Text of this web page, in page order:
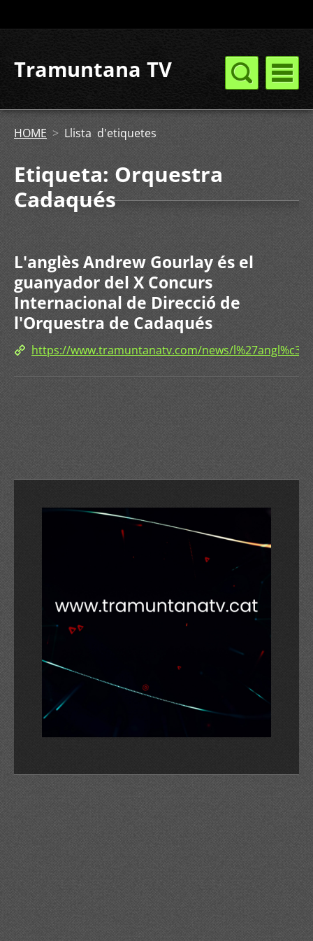
Tramuntana TV
HOME > Llista d'etiquetes
Etiqueta: Orquestra
Cadaqués
L'anglès Andrew Gourlay és el
guanyador del X Concurs
Internacional de Direcció de
l'Orquestra de Cadaqués
https://www.tramuntanatv.com/news/